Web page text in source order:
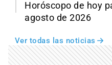
Horóscopo de hoy
agosto de 2026
Ver todas las noticias